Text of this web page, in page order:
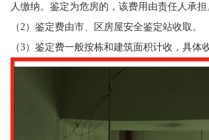
人缴纳。鉴定为危房的，该费用由责任人承担
（2）鉴定费由市、区房屋安全鉴定站收取。
（3）鉴定费一般按栋和建筑面积计收，具体